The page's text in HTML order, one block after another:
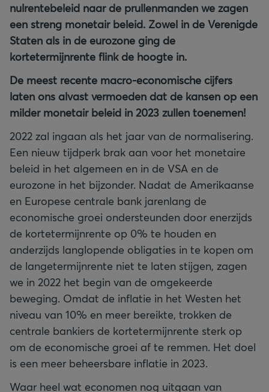
nulrentebeleid naar de prullenmanden we zagen
een streng monetair beleid. Zowel in de Verenigde
Staten als in de eurozone ging de
kortetermijnrente flink de hoogte in.
De meest recente macro-economische cijfers
laten ons alvast vermoeden dat de kansen op een
milder monetair beleid in 2023 zullen toenemen!
2022 zal ingaan als het jaar van de normalisering.
Een nieuw tijdperk brak aan voor het monetaire
beleid in het algemeen en in de VSA en de
eurozone in het bijzonder. Nadat de Amerikaanse
en Europese centrale bank jarenlang de
economische groei ondersteunden door enerzijds
de kortetermijnrente op 0% te houden en
anderzijds langlopende obligaties in te kopen om
de langetermijnrente niet te laten stijgen, zagen
we in 2022 het begin van de omgekeerde
beweging. Omdat de inflatie in het Westen het
niveau van 10% en meer bereikte, trokken de
centrale bankiers de kortetermijnrente sterk op
om de economische groei af te remmen. Het doel
is een meer beheersbare inflatie in 2023.
Waar heel wat economen nog uitgaan van